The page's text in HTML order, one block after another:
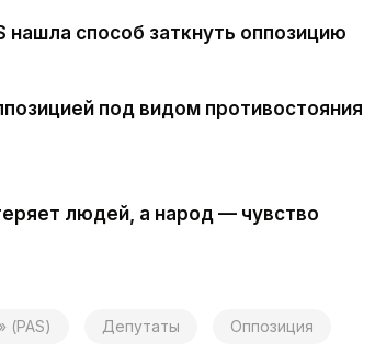
нашла способ заткнуть оппозицию
под видом противостояния
людей, а народ — чувство
(PAS) Депутаты Оппозиция